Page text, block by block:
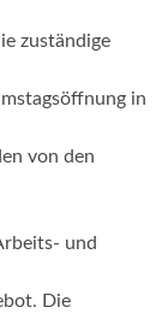
zuständige
in
von den
und
Die